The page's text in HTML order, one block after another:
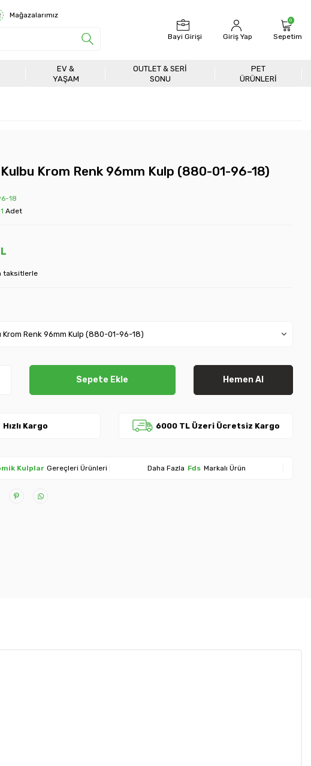
Mağazalarımız
Bayi Girişi Giriş Yap
0
Sepetim
EV &
YAŞAM
OUTLET & SERI
SONU
PET
ÜRÜNLERİ
Krom Renk 96mm Kulp (880-01-96-18)
18
Adet
taksitlerle
Sepete Ekle Hemen Al
Hızlı Kargo 6000 TL Üzeri Ücretsiz Kargo
Kulplar Gereçleri Ürünleri Daha Fazla Fds Markalı Ürün